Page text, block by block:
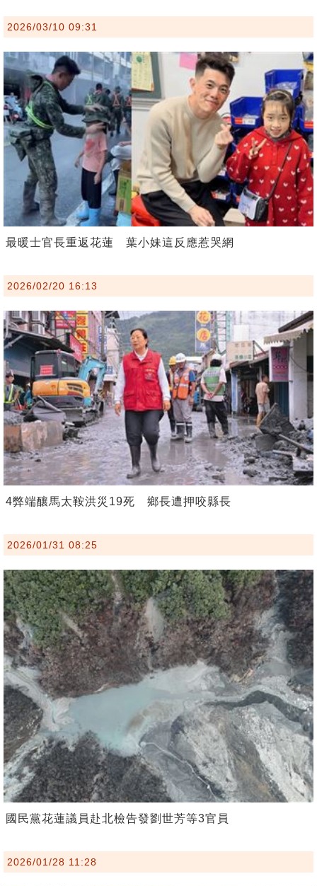
2026/03/10 09:31
最暖士官長重返花蓮 葉小妹這反應惹哭網
2026/02/20 16:13
4弊端釀馬太鞍洪災19死 鄉長遭押咬縣長
2026/01/31 08:25
國民黨花蓮議員赴北檢告發劉世芳等3官員
2026/01/28 11:28